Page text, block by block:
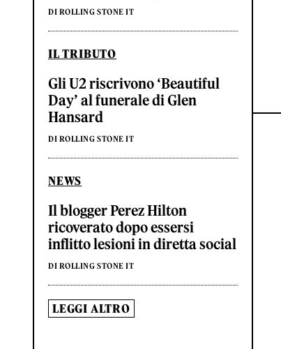
DI ROLLING STONE IT
IL TRIBUTO
Gli U2 riscrivono ‘Beautiful
Day’ al funerale di Glen
Hansard
DI ROLLING STONE IT
NEWS
Il blogger Perez Hilton
ricoverato dopo essersi
inflitto lesioni in diretta social
DI ROLLING STONE IT
LEGGI ALTRO